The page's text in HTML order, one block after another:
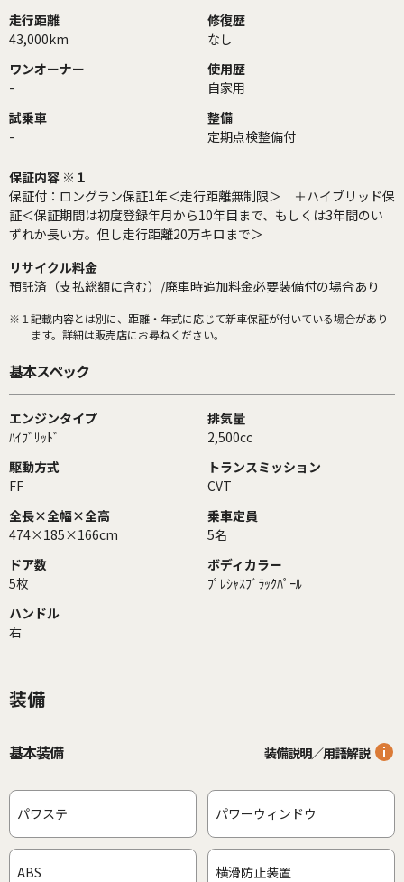
走行距離
43,000km
修復歴
なし
ワンオーナー
-
使用歴
自家用
試乗車
-
整備
定期点検整備付
保証内容 ※１
保証付：ロングラン保証1年＜走行距離無制限＞ ＋ハイブリッド保
証＜保証期間は初度登録年月から10年目まで、もしくは3年間のい
ずれか長い方。但し走行距離20万キロまで＞
リサイクル料金
預託済（支払総額に含む）/廃車時追加料金必要装備付の場合あり
※１ 記載内容とは別に、距離・年式に応じて新車保証が付いている場合があり
ます。詳細は販売店にお尋ねください。
基本スペック
エンジンタイプ
ﾊｲﾌﾞﾘｯﾄﾞ
排気量
2,500cc
駆動方式
FF
トランスミッション
CVT
全長×全幅×全高
474×185×166cm
乗車定員
5名
ドア数
5枚
ボディカラー
ﾌﾟﾚｼｬｽﾌﾞﾗｯｸﾊﾟｰﾙ
ハンドル
右
装備
基本装備 装備説明／用語解説
パワステ パワーウィンドウ
ABS 横滑防止装置